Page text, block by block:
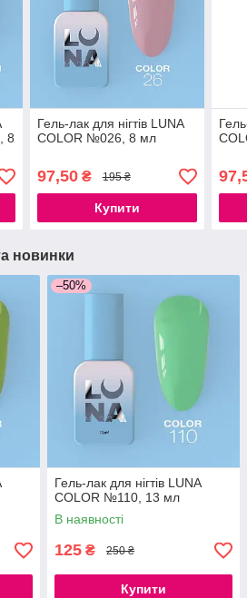
8
Гель-лак для нігтів LUNA
COLOR №026, 8 мл
97,50₴ 195 ₴
Купити
новинки
–50%
Гель-лак для нігтів LUNA
COLOR №110, 13 мл
В наявності
125 ₴ 250 ₴
Купити